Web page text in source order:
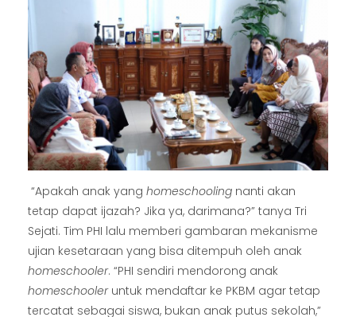
“Apakah anak yang homeschooling nanti akan
tetap dapat ijazah? Jika ya, darimana?” tanya Tri
Sejati. Tim PHI lalu memberi gambaran mekanisme
ujian kesetaraan yang bisa ditempuh oleh anak
homeschooler. “PHI sendiri mendorong anak
homeschooler untuk mendaftar ke PKBM agar tetap
tercatat sebagai siswa, bukan anak putus sekolah,”